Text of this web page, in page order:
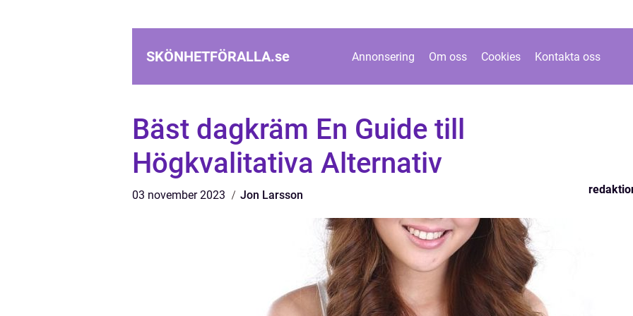
SKÖNHETFÖRALLA.se Annonsering Om oss Cookies Kontakta oss
Bäst dagkräm En Guide till
Högkvalitativa Alternativ
03 november 2023 Jon Larsson